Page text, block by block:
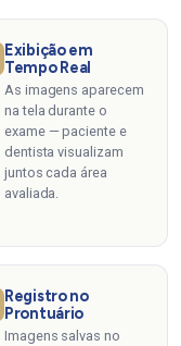
Exibição em
Tempo Real
As imagens aparecem
na tela durante o
exame — paciente e
dentista visualizam
juntos cada área
avaliada.
Registro no
Prontuário
Imagens salvas no